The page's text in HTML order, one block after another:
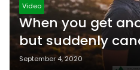
Video
When you get
but suddenly
September 4, 2020